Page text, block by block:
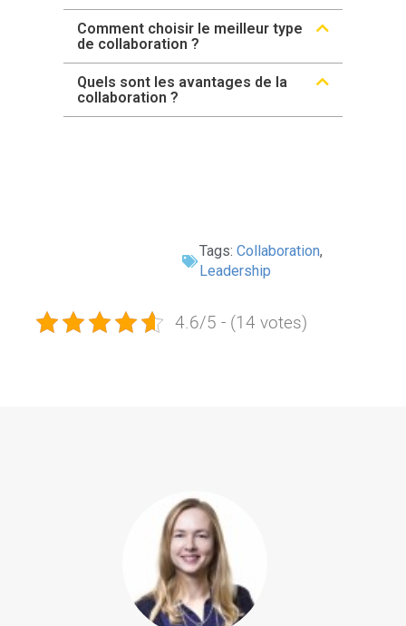
Comment choisir le meilleur type
de collaboration ?
Quels sont les avantages de la
collaboration ?
Tags: Collaboration,
Leadership
4.6/5 - (14 votes)